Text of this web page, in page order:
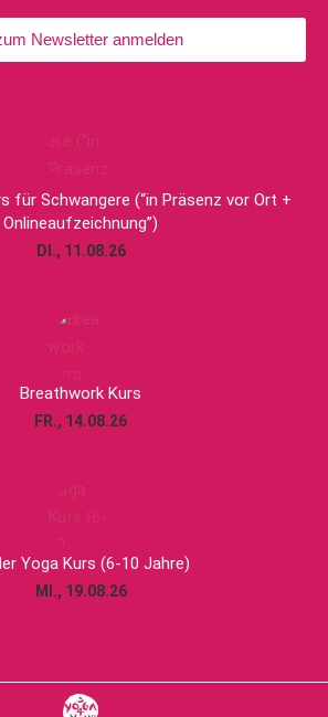
Newsletter anmelden
für Schwangere (“in Präsenz vor Ort +
Onlineaufzeichnung”)
DI., 11.08.26
Breathwork Kurs
FR., 14.08.26
Yoga Kurs (6-10 Jahre)
MI., 19.08.26